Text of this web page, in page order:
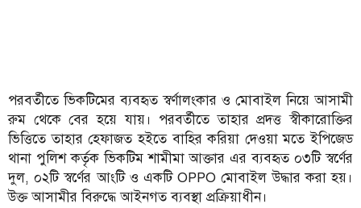
পরবর্তীতে ভিকটিমের ব্যবহৃত স্বর্ণালংকার ও মোবাইল নিয়ে আসামী
রুম থেকে বের হয়ে যায়। পরবর্তীতে তাহার প্রদত্ত স্বীকারোক্তির
ভিত্তিতে তাহার হেফাজত হইতে বাহির করিয়া দেওয়া মতে ইপিজেড
থানা পুলিশ কর্তৃক ভিকটিম শামীমা আক্তার এর ব্যবহৃত ০৩টি স্বর্ণের
দুল, ০২টি স্বর্ণের আংটি ও একটি OPPO মোবাইল উদ্ধার করা হয়।
উক্ত আসামীর বিরুদ্ধে আইনগত ব্যবস্থা প্রক্রিয়াধীন।